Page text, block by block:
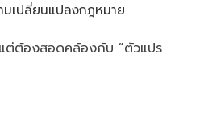
เปลี่ยนแปลงกฎหมาย
ต่ต้องสอดคล้องกับ “ตัวแปร